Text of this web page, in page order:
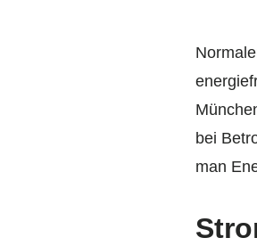
bei
man